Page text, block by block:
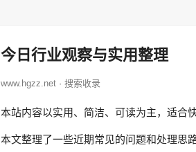
今日行业观察与实用整理
www.hgzz.net · 搜索收录
本站内容以实用、简洁、可读为主，适合
本文整理了一些近期常见的问题和处理思